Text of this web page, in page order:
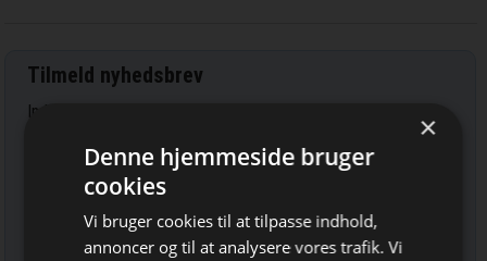
Tilmeld nyhedsbrev
Indtast din e-mail-adresse herunder.
Læs mere om udsendelsestidspunkter og afmelding her
×
Denne hjemmeside bruger
cookies
Vi bruger cookies til at tilpasse indhold,
annoncer og til at analysere vores trafik. Vi